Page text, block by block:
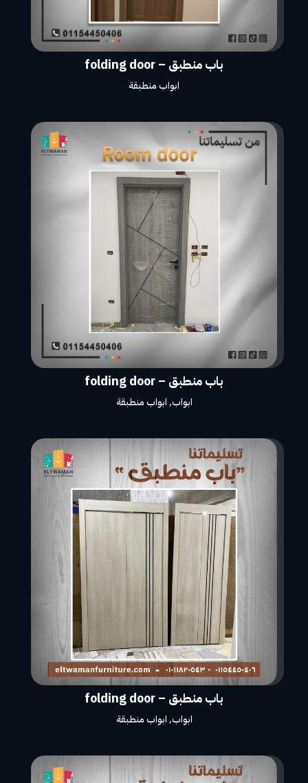
باب منطبق – folding door
ابواب منطبقة
باب منطبق – folding door
ابواب, ابواب منطبقة
باب منطبق – folding door
ابواب, ابواب منطبقة